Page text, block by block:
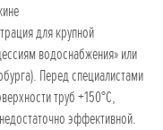
для крупной
водоснабжения» или
Перед специалистами
труб +150°C,
эффективной.